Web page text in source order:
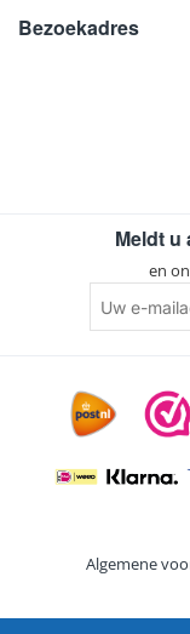
Bezoekadres
Meldt u
en
e-
mailadres
Algemene